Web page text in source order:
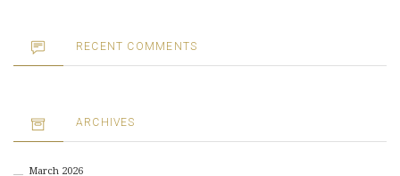
RECENT COMMENTS
ARCHIVES
March 2026